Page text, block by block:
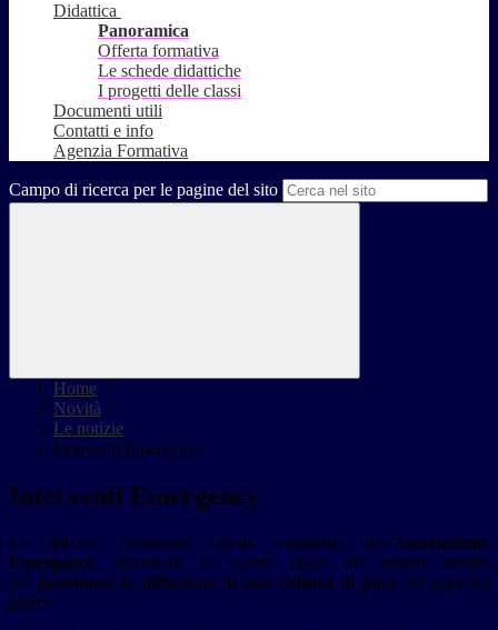
Didattica
Panoramica
Offerta formativa
Le schede didattiche
I progetti delle classi
Documenti utili
Contatti e info
Agenzia Formativa
Campo di ricerca per le pagine del sito
Home >
Novità >
Le notizie >
Interventi Emergency
Interventi Emergency
La dott.ssa Antonella Turchi, volontaria dell'Associazione
Emergency, interverrà in alcune classi del nostro istituto
perpromuove la diffusione di una cultura di pacenei seguenti
giorni: